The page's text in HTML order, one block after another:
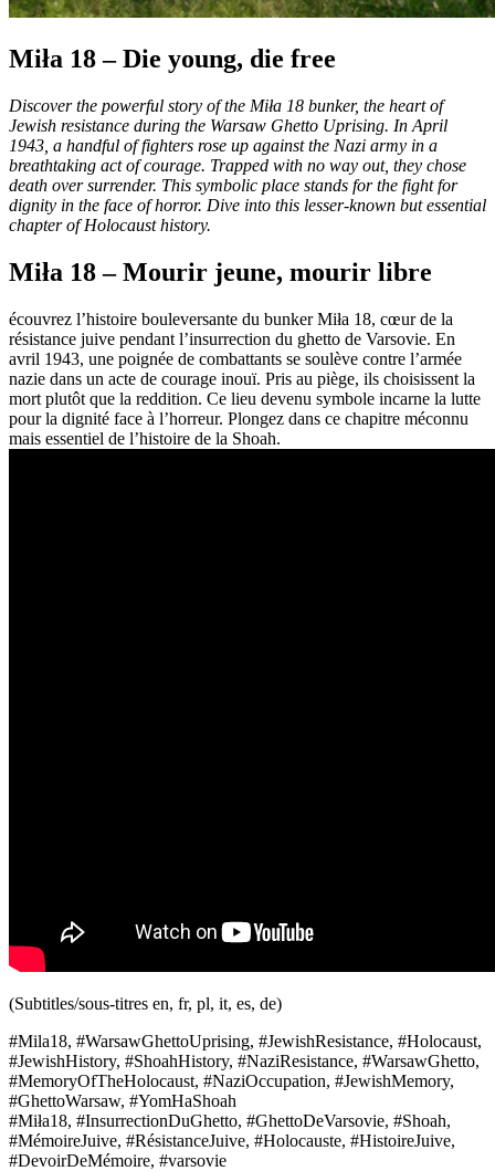
Miła 18 – Die young, die free
Discover the powerful story of the Miła 18 bunker, the heart of
Jewish resistance during the Warsaw Ghetto Uprising. In April
1943, a handful of fighters rose up against the Nazi army in a
breathtaking act of courage. Trapped with no way out, they chose
death over surrender. This symbolic place stands for the fight for
dignity in the face of horror. Dive into this lesser-known but essential
chapter of Holocaust history.
Miła 18 – Mourir jeune, mourir libre
écouvrez l’histoire bouleversante du bunker Miła 18, cœur de la
résistance juive pendant l’insurrection du ghetto de Varsovie. En
avril 1943, une poignée de combattants se soulève contre l’armée
nazie dans un acte de courage inouï. Pris au piège, ils choisissent la
mort plutôt que la reddition. Ce lieu devenu symbole incarne la lutte
pour la dignité face à l’horreur. Plongez dans ce chapitre méconnu
mais essentiel de l’histoire de la Shoah.
(Subtitles/sous-titres en, fr, pl, it, es, de)
#Mila18, #WarsawGhettoUprising, #JewishResistance, #Holocaust,
#JewishHistory, #ShoahHistory, #NaziResistance, #WarsawGhetto,
#MemoryOfTheHolocaust, #NaziOccupation, #JewishMemory,
#GhettoWarsaw, #YomHaShoah
#Miła18, #InsurrectionDuGhetto, #GhettoDeVarsovie, #Shoah,
#MémoireJuive, #RésistanceJuive, #Holocauste, #HistoireJuive,
#DevoirDeMémoire, #varsovie